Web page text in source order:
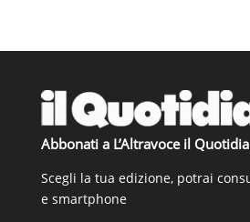
Abbonati a L’Altravoce il
Scegli la tua edizione, potrai
e smartphone